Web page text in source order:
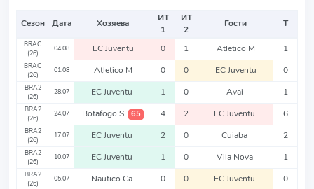
Сезон Дата Хозяева
ИТ
1
ИТ
2
Гости Т
BRAC
(26)
04.08 EC Juventu 0 1 Atletico M 1
BRAC
(26)
01.08 Atletico M 0 0 EC Juventu 0
BRA2
(26)
28.07 EC Juventu 1 0 Avai 1
BRA2
(26)
24.07 Botafogo S 65 4 2 EC Juventu 6
BRA2
(26)
17.07 EC Juventu 2 0 Cuiaba 2
BRA2
(26)
10.07 EC Juventu 1 0 Vila Nova 1
BRA2
(26)
05.07 Nautico Ca 0 0 EC Juventu 0